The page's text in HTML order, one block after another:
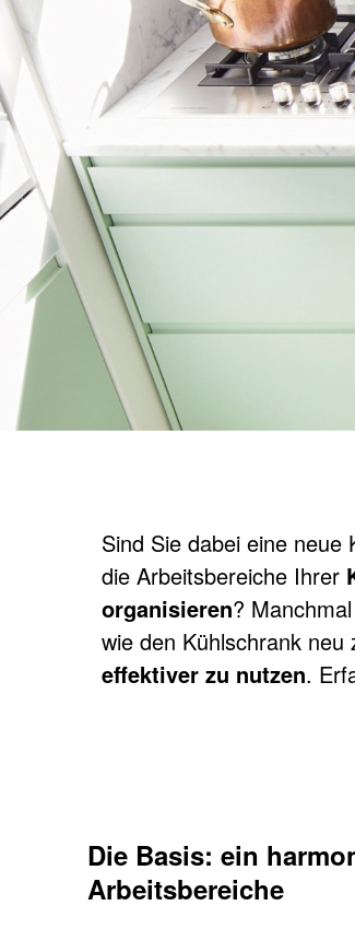
Sind Sie dabei eine
die Arbeitsbereiche Ihrer
organisieren?
wie den Kühlschrank
effektiver zu nutzen.
Die Basis: ein
Arbeitsbereiche